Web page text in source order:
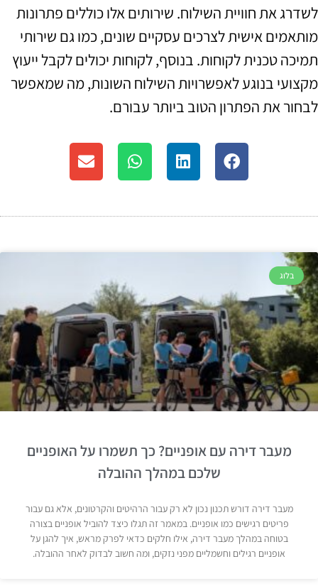
לשדרג את חוויית השילוח. שירותים אלו כוללים פתרונות
מותאמים אישית לצרכים עסקיים שונים, כמו גם שירותי
תמיכה טכנית לקוחות. בנוסף, לקוחות יכולים לקבל ייעוץ
מקצועי בנוגע לאפשרויות השילוח השונות, מה שמאפשר
לבחור את הפתרון הטוב ביותר עבורם.
בלוג
מעבר דירה עם אופניים? כך תשמרו על האופניים
שלכם במהלך ההובלה
מעבר דירה דורש תכנון נכון לא רק עבור הרהיטים והקרטונים, אלא גם עבור
פריטים רגישים כמו אופניים. במאמר זה תגלו כיצד להוביל אופניים בצורה
בטוחה במהלך מעבר דירה, אילו חלקים כדאי לפרק מראש, איך להגן על
אופניים רגילים וחשמליים מפני נזקים, ומה חשוב לבדוק לאחר ההובלה.